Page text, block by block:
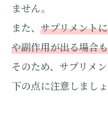
ません。
また、 サプリメント
や副作用が出る場合も
そのため、サプリメ
下の点に注意しましょ